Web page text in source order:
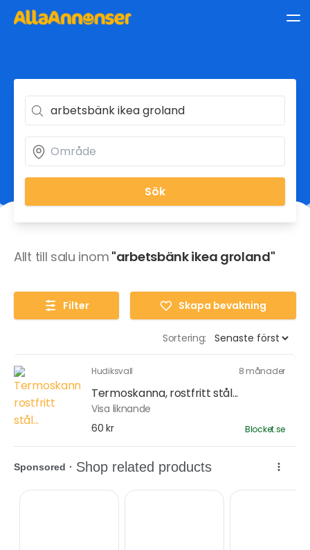
Sök
Allt till salu inom "arbetsbänk ikea groland"
Filter Skapa bevakning
Sortering:
Hudiksvall 8 månader
Termoskanna, rostfritt stål...
Visa liknande
60 kr
Blocket.se